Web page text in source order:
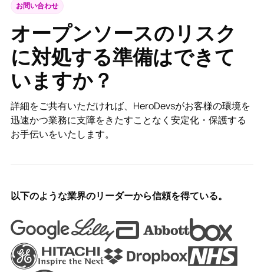
お問い合わせ
オープンソースのリスク
に対処する準備はできて
いますか？
詳細をご共有いただければ、HeroDevsがお客様の環境を
迅速かつ業務に支障をきたすことなく安定化・保護する
お手伝いをいたします。
以下のような業界のリーダーから信頼を得ている。